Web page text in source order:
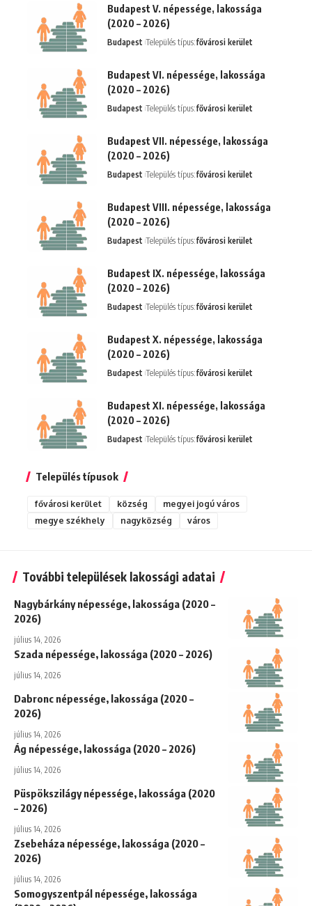
Budapest V. népessége, lakossága
(2020 – 2026)
Budapest Település típus:fővárosi kerület
Budapest VI. népessége, lakossága
(2020 – 2026)
Budapest Település típus:fővárosi kerület
Budapest VII. népessége, lakossága
(2020 – 2026)
Budapest Település típus:fővárosi kerület
Budapest VIII. népessége, lakossága
(2020 – 2026)
Budapest Település típus:fővárosi kerület
Budapest IX. népessége, lakossága
(2020 – 2026)
Budapest Település típus:fővárosi kerület
Budapest X. népessége, lakossága
(2020 – 2026)
Budapest Település típus:fővárosi kerület
Budapest XI. népessége, lakossága
(2020 – 2026)
Budapest Település típus:fővárosi kerület
Település típusok
fővárosi kerület község
megyei jogú város
megye székhely
nagyközség város
További települések lakossági adatai
Nagybárkány népessége, lakossága (2020 –
2026)
július 14, 2026
Szada népessége, lakossága (2020 – 2026)
július 14, 2026
Dabronc népessége, lakossága (2020 –
2026)
július 14, 2026
Ág népessége, lakossága (2020 – 2026)
július 14, 2026
Püspökszilágy népessége, lakossága (2020
– 2026)
július 14, 2026
Zsebeháza népessége, lakossága (2020 –
2026)
július 14, 2026
Somogyszentpál népessége, lakossága